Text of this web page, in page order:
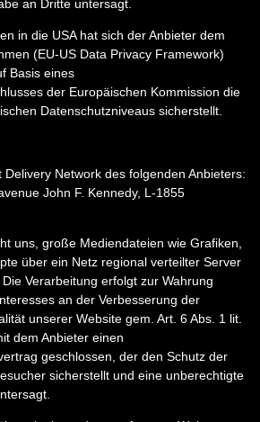
an Dritte untersagt.
in die USA hat sich der Anbieter dem
(EU-US Data Privacy Framework)
Basis eines
der Europäischen Kommission die
Datenschutzniveaus sicherstellt.
Network des folgenden Anbieters:
John F. Kennedy, L-1855
uns, große Mediendateien wie Grafiken,
über ein Netz regional verteilter Server
Verarbeitung erfolgt zur Wahrung
an der Verbesserung der
unserer Website gem. Art. 6 Abs. 1 lit.
dem Anbieter einen
geschlossen, der den Schutz der
sicherstellt und eine unberechtigte